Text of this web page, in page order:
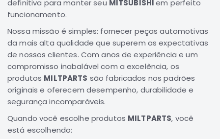
Câmbio
Acessórios
Lancer
Motor
Suspensão
Freio
Correias
Filtros
definitiva para manter seu MITSUBISHIem perfeito
funcionamento.
Nossa missão é simples: fornecer peças automotivas
da mais alta qualidade que superem as expectativas
de nossos clientes. Com anos de experiência e um
compromisso inabalável com a excelência, os
produtos MILTPARTS são fabricados nos padrões
originais e oferecem desempenho, durabilidade e
segurança incomparáveis.
Quando você escolhe produtos MILTPARTS, você
está escolhendo: